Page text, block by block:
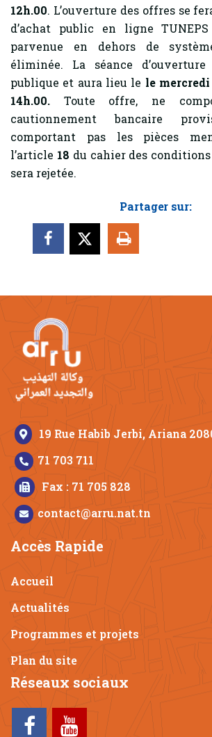
12h.00. L’ouverture des offres se
d’achat public en ligne
parvenue en dehors de
éliminée. La séance
publique et aura lieu le le
14h.00. Toute offre, ne
cautionnement bancaire
comportant pas les pièces
l’article 18 du cahier des conditions
sera rejetée.
Partager sur:
19 Rue Habib Jerbi, Ariana
71 703 711
Fax : 71 705 828
contact@arru.nat.tn
Accès Rapide
Accueil
Actualités
Programmes et projets
Plan du site
Réseaux sociaux